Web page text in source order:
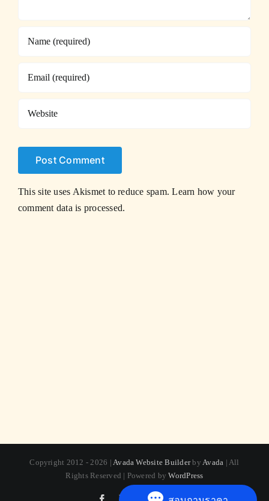
This site uses Akismet to reduce spam.Learn how your
comment data is processed.
Copyright 2012 - 2026 |Avada Website BuilderbyAvada | All
Rights Reserved | Powered byWordPress
Facebook InstagramPinterest